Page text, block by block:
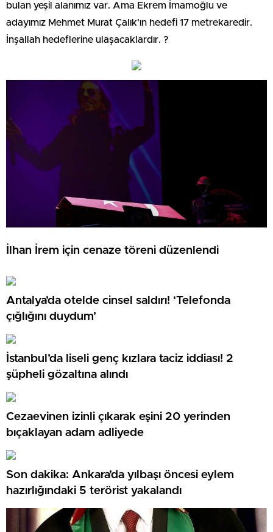
bulan yeşil alanımız var. Ama Ekrem İmamoğlu ve
adayımız Mehmet Murat Çalık’ın hedefi 17 metrekaredir.
İnşallah hedeflerine ulaşacaklardır. ?
İlhan İrem için cenaze töreni düzenlendi
Antalya’da otelde cinsel saldırı! ‘Telefonda
çığlığını duydum’
İstanbul’da liseli genç kızlara taciz iddiası! 2
şüpheli gözaltına alındı
Cezaevinen izinli çıkarak eşini 20 yerinden
bıçaklayan adam adliyede
Son dakika: Ankara’da yılbaşı öncesi eylem
hazırlığındaki 5 terörist yakalandı